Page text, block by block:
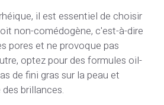
il est essentiel de choisir
non-comédogène, c'est-à-dire
pores et ne provoque pas
optez pour des formules oil-
de fini gras sur la peau et
brillances.